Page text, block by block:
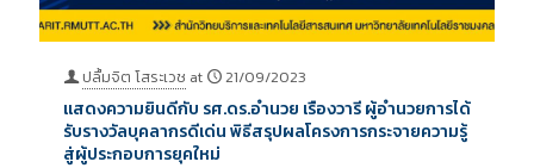
ปลื้มจิต โสระเวช at 21/09/2023
แสดงความยินดีกับ รศ.ดร.อำนวย เรืองวารี ผู้อำนวยการได้
รับรางวัลบุคลากรดีเด่น พิธีสรุปผลโครงการกระจายความรู้
สู่ผู้ประกอบการยุคใหม่